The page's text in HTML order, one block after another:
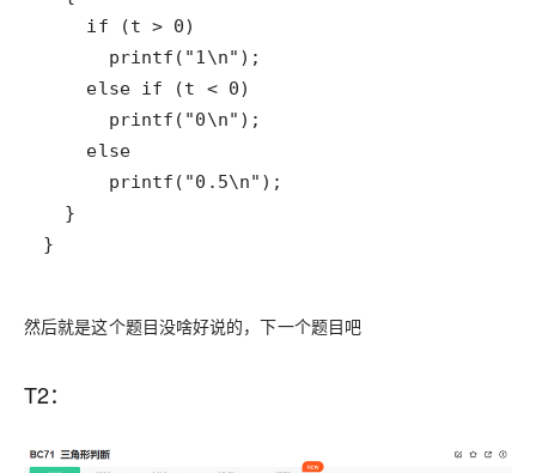
    else
}
然后就是这个题目没啥好说的，下一个题目吧
T2：